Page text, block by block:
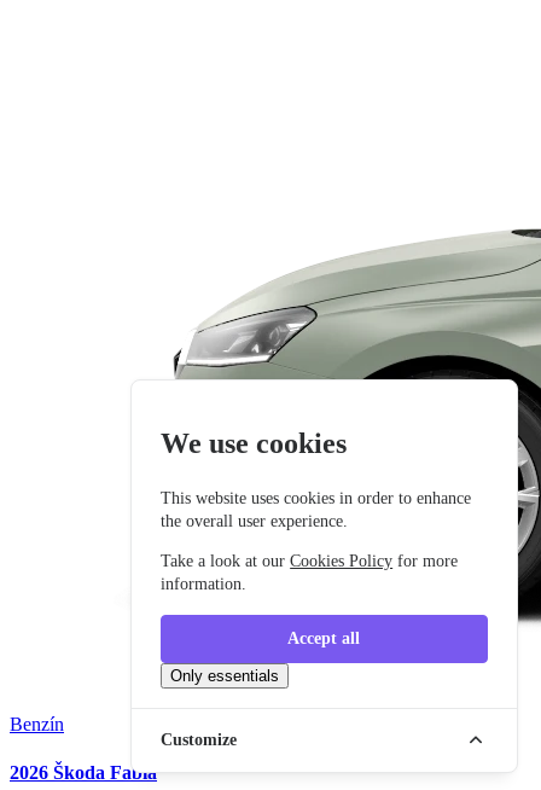
We use cookies
This website uses cookies in order to enhance
the overall user experience.
Take a look at ourCookies Policy for more
information.
Accept all
Only essentials
Customize
Benzín
2026 Škoda Fabia